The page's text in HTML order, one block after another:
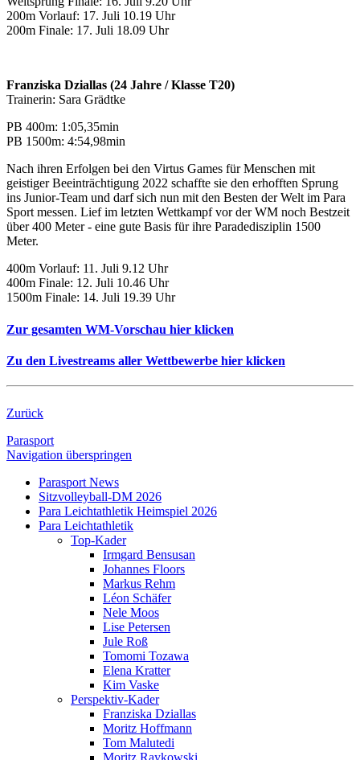
200m Vorlauf: 17. Juli 10.19 Uhr
200m Finale: 17. Juli 18.09 Uhr
Franziska Dziallas (24 Jahre / Klasse T20)
Trainerin: Sara Grädtke
PB 400m: 1:05,35min
PB 1500m: 4:54,98min
Nach ihren Erfolgen bei den Virtus Games für Menschen mit
geistiger Beeinträchtigung 2022 schaffte sie den erhofften Sprung
ins Junior-Team und darf sich nun mit den Besten der Welt im Para
Sport messen. Lief im letzten Wettkampf vor der WM noch Bestzeit
über 400 Meter - eine gute Basis für ihre Paradedisziplin 1500
Meter.
400m Vorlauf: 11. Juli 9.12 Uhr
400m Finale: 12. Juli 10.46 Uhr
1500m Finale: 14. Juli 19.39 Uhr
Zur gesamten WM-Vorschau hier klicken
Zu den Livestreams aller Wettbewerbe hier klicken
Zurück
Parasport
Navigation überspringen
Parasport News
Sitzvolleyball-DM 2026
Para Leichtathletik Heimspiel 2026
Para Leichtathletik
Top-Kader
Irmgard Bensusan
Johannes Floors
Markus Rehm
Léon Schäfer
Nele Moos
Lise Petersen
Jule Roß
Tomomi Tozawa
Elena Kratter
Kim Vaske
Perspektiv-Kader
Franziska Dziallas
Moritz Hoffmann
Tom Malutedi